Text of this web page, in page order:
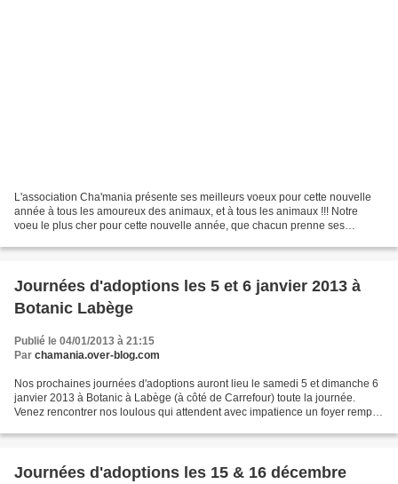
L'association Cha'mania présente ses meilleurs voeux pour cette nouvelle
année à tous les amoureux des animaux, et à tous les animaux !!! Notre
voeu le plus cher pour cette nouvelle année, que chacun prenne ses
Journées d'adoptions les 5 et 6 janvier 2013 à
Botanic Labège
Publié le 04/01/2013 à 21:15
Par chamania.over-blog.com
Nos prochaines journées d'adoptions auront lieu le samedi 5 et dimanche 6
janvier 2013 à Botanic à Labège (à côté de Carrefour) toute la journée.
Venez rencontrer nos loulous qui attendent avec impatience un foyer rempli
Journées d'adoptions les 15 & 16 décembre